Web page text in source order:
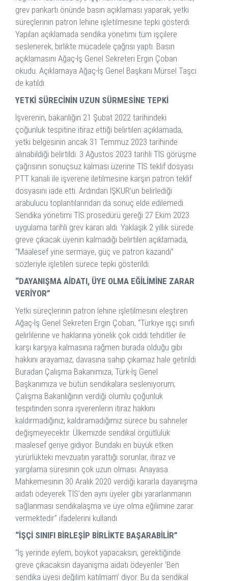
grev pankartı önünde basın açıklaması yaparak, yetki
süreçlerinin patron lehine işletilmesine tepki gösterdi.
Yapılan açıklamada sendika yönetimi tüm işçilere
seslenerek, birlikte mücadele çağrısı yaptı. Basın
açıklamasını Ağaç-İş Genel Sekreteri Ergin Çoban
okudu. Açıklamaya Ağaç-İş Genel Başkanı Mürsel Taşci
de katıldı.
YETKİ SÜRECİNİN UZUN SÜRMESİNE TEPKİ
İşverenin, bakanlığın 21 Şubat 2022 tarihindeki
çoğunluk tespitine itiraz ettiği belirtilen açıklamada,
yetki belgesinin ancak 31 Temmuz 2023 tarihinde
alınabildiği belirtildi. 3 Ağustos 2023 tarihli TİS görüşme
çağrısının sonuçsuz kalması üzerine TİS teklif dosyası
PTT kanalı ile işverene iletilmesine karşın patron teklif
dosyasını iade etti. Ardından İŞKUR’un belirlediği
arabulucu toplantılarından da sonuç elde edilemedi.
Sendika yönetimi TİS prosedürü gereği 27 Ekim 2023
uygulama tarihli grev kararı aldı. Yaklaşık 2 yıllık sürede
greve çıkacak üyenin kalmadığı belirtilen açıklamada,
“Maalesef yine sermaye, güç ve patron kazandı”
sözleriyle işletilen sürece tepki gösterildi.
“DAYANIŞMA AİDATI, ÜYE OLMA EĞİLİMİNE ZARAR
VERİYOR”
Yetki süreçlerinin patron lehine işletilmesini eleştiren
Ağaç-İş Genel Sekreteri Ergin Çoban, “Türkiye işçi sınıfı
gelirlilerine ve haklarına yönelik çok ciddi tehditler ile
karşı karşıya kalmasına rağmen burada olduğu gibi
hakkını arayamaz, davasına sahip çıkamaz hale getirildi.
Buradan Çalışma Bakanımıza, Türk-İş Genel
Başkanımıza ve bütün sendikalara sesleniyorum;
Çalışma Bakanlığının verdiği olumlu çoğunluk
tespitinden sonra işverenlerin itiraz hakkını
kaldırmadığınız, kaldıramadığımız sürece bu sahneler
değişmeyecektir. Ülkemizde sendikal örgütlülük
maalesef geriye gidiyor. Bundaki en büyük etken
yürürlükteki mevzuatın yarattığı sorunlar, itiraz ve
yargılama süresinin çok uzun olması. Anayasa
Mahkemesinin 30 Aralık 2020 verdiği kararla dayanışma
aidatı ödeyerek TİS’den aynı üyeler gibi yararlanmanın
sağlanması sendikalaşma ve üye olma eğilimine zarar
vermektedir” ifadelerini kullandı.
“İŞÇİ SINIFI BİRLEŞİP BİRLİKTE BAŞARABİLİR”
“İş yerinde eylem, boykot yapacaksın, gerektiğinde
greve çıkacaksın dayanışma aidatı ödeyenler ‘Ben
sendika üyesi değilim katılmam’ diyor. Bu da sendikal